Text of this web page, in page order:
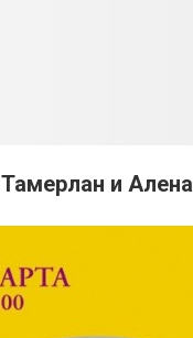
Тамерлан и Алена